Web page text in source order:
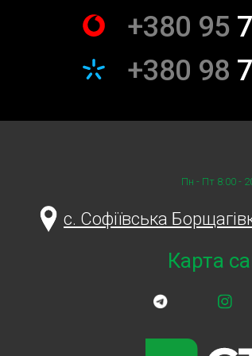
+380 95
+380 98
Пн - Пт 8:00 -
c. Софіївська
Карта